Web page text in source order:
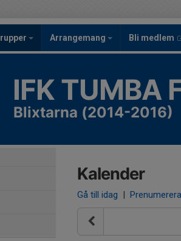
Arrangemang Bli medlem
IFK TUMBA
Blixtarna (2014-2016)
Kalender
Gå till idag | Prenumerera